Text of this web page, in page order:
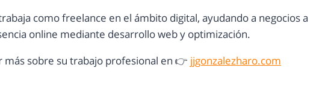
como freelance en el ámbito digital, ayudando a negocios a
online mediante desarrollo web y optimización.
más sobre su trabajo profesional en 👉 jjgonzalezharo.com